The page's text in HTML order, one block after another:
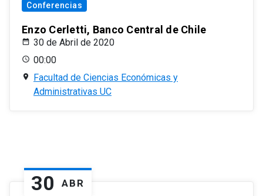
Conferencias
Enzo Cerletti, Banco Central de Chile
30 de Abril de 2020
00:00
Facultad de Ciencias Económicas y
Administrativas UC
30 ABR